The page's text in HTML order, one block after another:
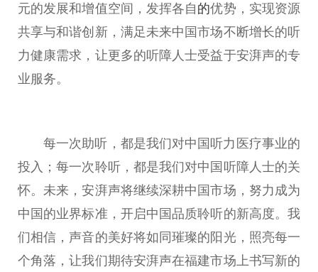
元的发展和增值空间，发挥各自 的优势，实现资源
共享与和谐创新，满足未来中国市场不断增长的听
力健康需求，让更多的听障人士受益于安湃声的专
业服务。
每一次助听，都是我们对中国听力医疗事业的
投入；每一次聆听，都是我们对中国听障人士的关
怀。未来，安湃声将继续深耕中国市场，努力成为
中国的业界标准，开启中国品质聆听的新高度。我
们相信，声音的美好将如同璀璨的阳光，照亮每一
个角落，让我们期待安湃声在福建市场上书写新的